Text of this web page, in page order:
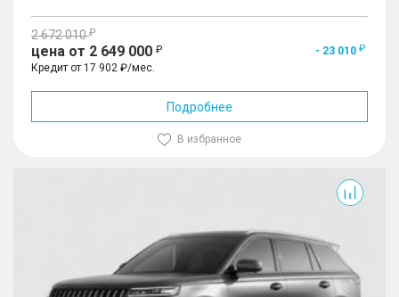
2 672 010
цена от 2 649 000
- 23 010
Кредит от 17 902 ₽/мес.
Подробнее
В избранное